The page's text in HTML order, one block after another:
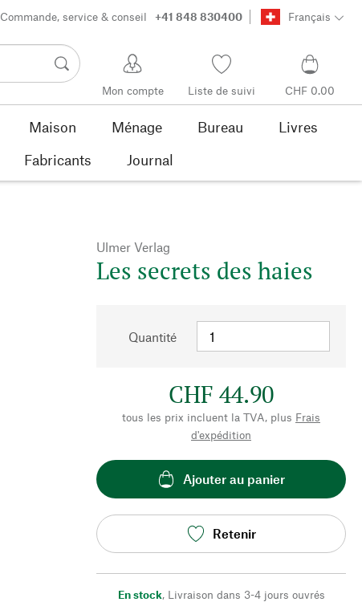
Commande, service & conseil +41 848 830400 Français
Mon compte Liste de suivi CHF 0.00
Maison Ménage Bureau
Livres
Fabricants Journal
Ulmer Verlag
Les secrets des haies
Quantité
CHF 44.90
tous les prix incluent la TVA, plus Frais
d'expédition
Ajouter au panier
Retenir
En stock, Livraison dans 3-4 jours ouvrés